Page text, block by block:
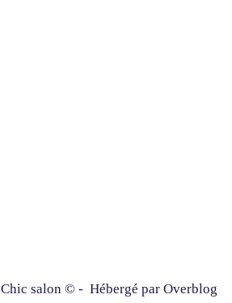
Chic salon © - Hébergé par Overblog